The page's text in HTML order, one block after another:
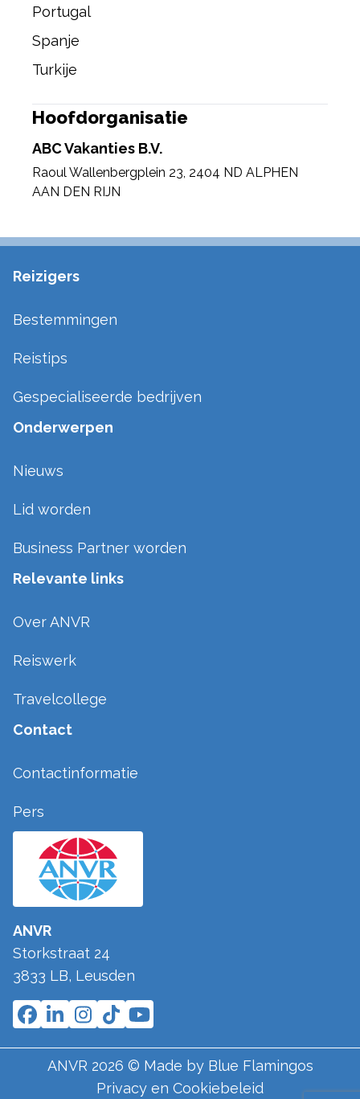
Portugal
Spanje
Turkije
Hoofdorganisatie
ABC Vakanties B.V.
Raoul Wallenbergplein 23, 2404 ND ALPHEN
AAN DEN RIJN
ANVR
Storkstraat 24
3833 LB, Leusden
Reizigers
Bestemmingen
Reistips
Gespecialiseerde bedrijven
Onderwerpen
Nieuws
Lid worden
Business Partner worden
Relevante links
Over ANVR
Reiswerk
Travelcollege
Contact
Contactinformatie
Pers
ANVR 2026 © Made by Blue Flamingos
Privacy en Cookiebeleid